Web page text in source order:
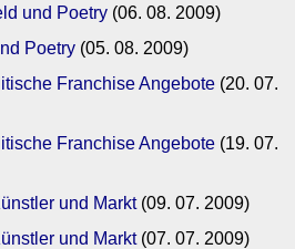
und Poetry (06. 08. 2009)
Poetry (05. 08. 2009)
Franchise Angebote (20. 07.
Franchise Angebote (19. 07.
und Markt(09. 07. 2009)
und Markt(07. 07. 2009)